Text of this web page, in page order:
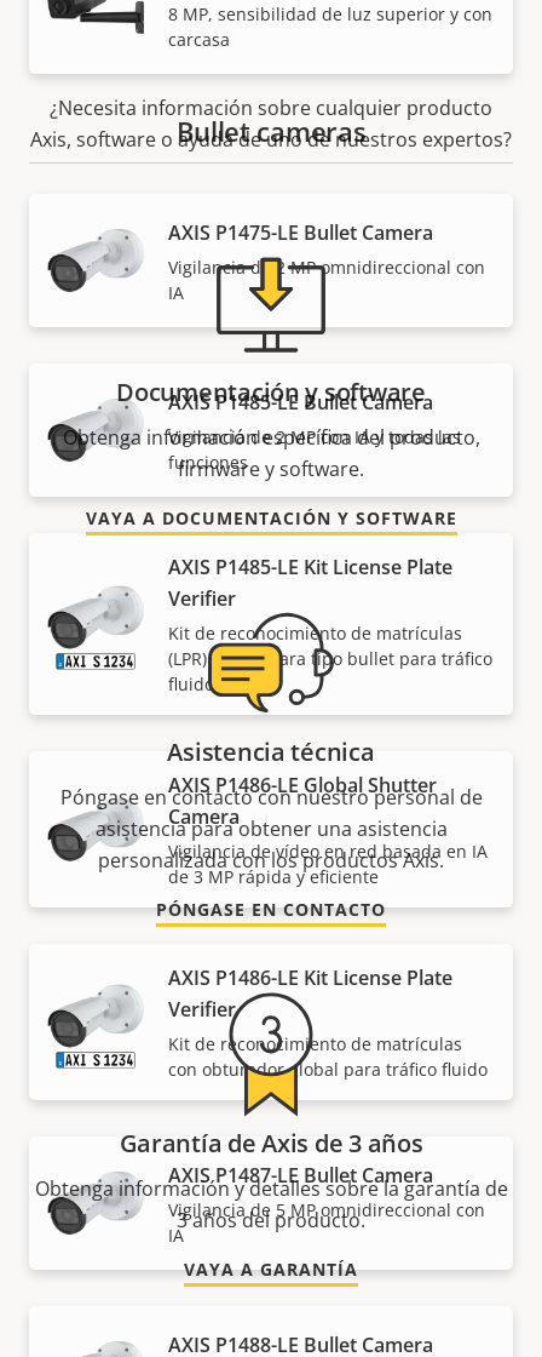
8 MP, sensibilidad de luz superior y con
carcasa
Bullet cameras
AXIS P1475-LE Bullet Camera
Vigilancia de 2 MP omnidireccional con
IA
AXIS P1485-LE Bullet Camera
Vigilancia de 2 MP con IA y todas las
funciones
AXIS P1485-LE Kit License Plate
Verifier
Kit de reconocimiento de matrículas
(LPR) con cámara tipo bullet para tráfico
fluido
AXIS P1486-LE Global Shutter
Camera
Vigilancia de vídeo en red basada en IA
de 3 MP rápida y eficiente
AXIS P1486-LE Kit License Plate
Verifier
Kit de reconocimiento de matrículas
con obturador global para tráfico fluido
AXIS P1487-LE Bullet Camera
Vigilancia de 5 MP omnidireccional con
IA
AXIS P1488-LE Bullet Camera
Asistencia y recursos
¿Necesita información sobre cualquier producto
Axis, software o ayuda de uno de nuestros expertos?
Documentación y software
Obtenga información específica del producto,
firmware y software.
VAYA A DOCUMENTACIÓN Y SOFTWARE
Asistencia técnica
Póngase en contacto con nuestro personal de
asistencia para obtener una asistencia
personalizada con los productos Axis.
PÓNGASE EN CONTACTO
Garantía de Axis de 3 años
Obtenga información y detalles sobre la garantía de
3 años del producto.
VAYA A GARANTÍA